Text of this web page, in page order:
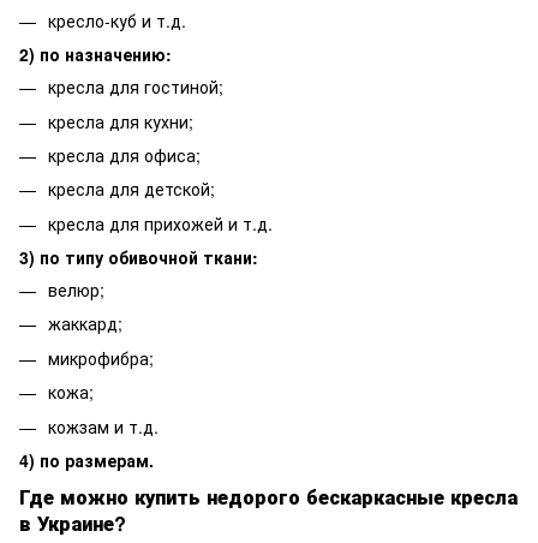
кресло-куб и т.д.
2) по назначению:
кресла для гостиной;
кресла для кухни;
кресла для офиса;
кресла для детской;
кресла для прихожей и т.д.
3) по типу обивочной ткани:
велюр;
жаккард;
микрофибра;
кожа;
кожзам и т.д.
4) по размерам.
Где можно купить недорого бескаркасные кресла
в Украине?